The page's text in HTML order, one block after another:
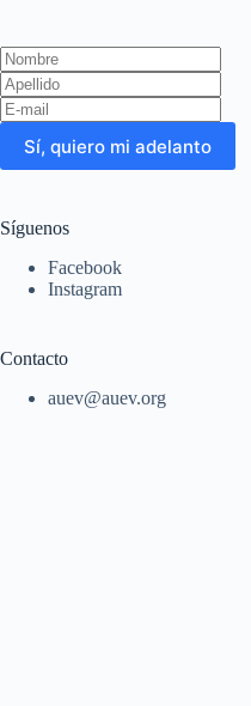
Leave
this
field
blank
Sí, quiero mi adelanto
Síguenos
Facebook
Instagram
Contacto
auev@auev.org